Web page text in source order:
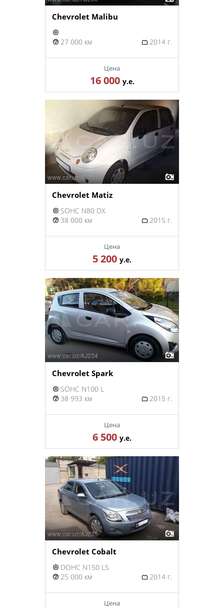
Chevrolet Malibu
27 000 км 2014 г.
Цена
16 000 у.е.
Chevrolet Matiz
SOHC N80 DX
38 000 км
2015 г.
Цена
5 200 у.е.
Chevrolet Spark
SOHC N100 L
38 993 км
2015 г.
Цена
6 500 у.е.
Chevrolet Cobalt
DOHC N150 LS
25 000 км
2014 г.
Цена